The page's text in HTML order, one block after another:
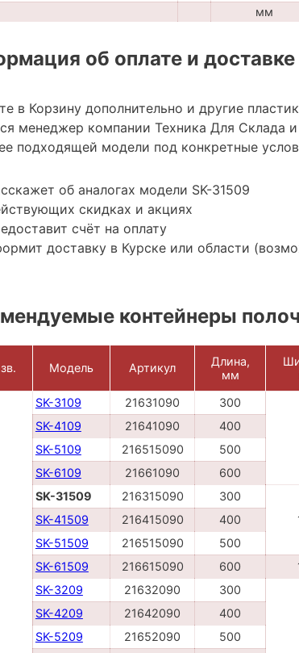
мм
об оплате и
в Корзину дополнительно и другие
менеджер компании Техника Для Склада
подходящей модели под конкретные
об аналогах модели SK-31509
скидках и акциях
счёт на оплату
доставку в Курске или области
контейнеры
Модель Артикул
Длина,
мм
SK-3109 21631090 300
SK-4109
21641090 400
SK-5109
216515090 500
SK-6109
21661090 600
SK-31509
216315090
300
SK-41509
216415090 400
SK-51509
216515090 500
SK-61509
216615090 600
SK-3209
21632090 300
SK-4209
21642090 400
SK-5209
21652090 500